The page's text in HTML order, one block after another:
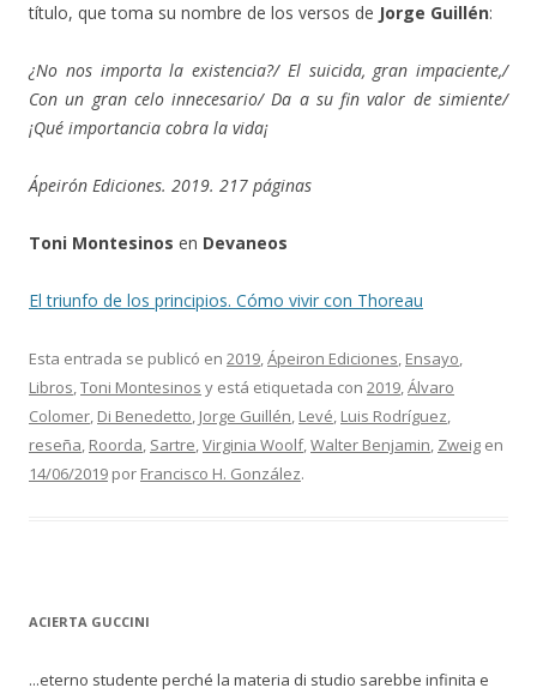
título, que toma su nombre de los versos de Jorge Guillén:
¿No nos importa la existencia?/ El suicida, gran impaciente,/
Con un gran celo innecesario/ Da a su fin valor de simiente/
¡Qué importancia cobra la vida¡
Ápeirón Ediciones. 2019. 217 páginas
Toni Montesinos en Devaneos
El triunfo de los principios. Cómo vivir con Thoreau
Esta entrada se publicó en 2019,Ápeiron Ediciones, Ensayo,
Libros,Toni Montesinos y está etiquetada con 2019,Álvaro
Colomer, Di Benedetto, Jorge Guillén, Levé, Luis Rodríguez,
reseña, Roorda, Sartre,Virginia Woolf,Walter Benjamin, Zweig en
14/06/2019 por Francisco H. González.
ACIERTA GUCCINI
...eterno studente perché la materia di studio sarebbe infinita e